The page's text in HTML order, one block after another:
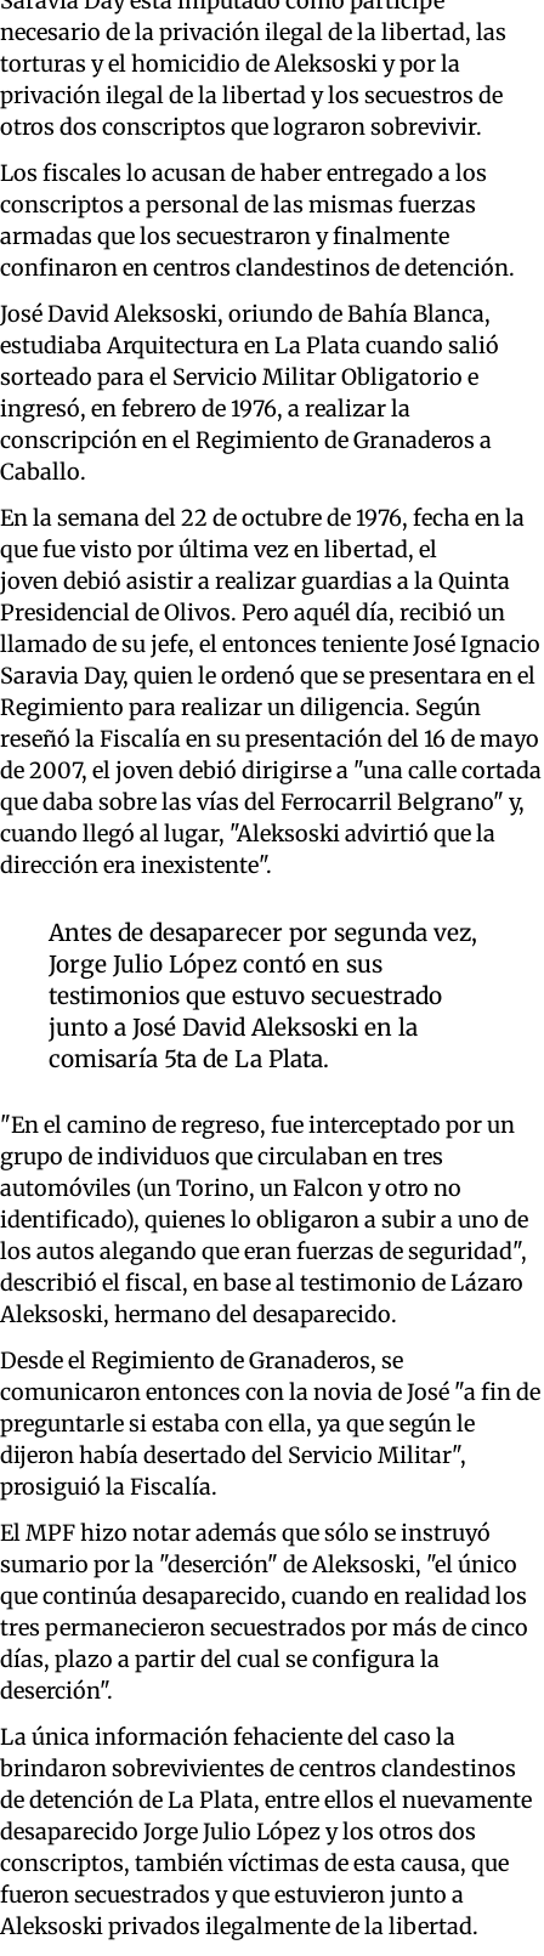
necesario de la privación ilegal de la libertad, las
torturas y el homicidio de Aleksoski y por la
privación ilegal de la libertad y los secuestros de
otros dos conscriptos que lograron sobrevivir.
Los fiscales lo acusan de haber entregado a los
conscriptos a personal de las mismas fuerzas
armadas que los secuestraron y finalmente
confinaron en centros clandestinos de detención.
José David Aleksoski, oriundo de Bahía Blanca,
estudiaba Arquitectura en La Plata cuando salió
sorteado para el Servicio Militar Obligatorio e
ingresó, en febrero de 1976, a realizar la
conscripción en el Regimiento de Granaderos a
Caballo.
En la semana del 22 de octubre de 1976, fecha en la
que fue visto por última vez en libertad, el
joven debió asistir a realizar guardias a la Quinta
Presidencial de Olivos. Pero aquél día, recibió un
llamado de su jefe, el entonces teniente José Ignacio
Saravia Day, quien le ordenó que se presentara en el
Regimiento para realizar un diligencia. Según
reseñó la Fiscalía en su presentación del 16 de mayo
de 2007, el joven debió dirigirse a "una calle cortada
que daba sobre las vías del Ferrocarril Belgrano" y,
cuando llegó al lugar, "Aleksoski advirtió que la
dirección era inexistente".
Antes de desaparecer por segunda vez,
Jorge Julio López contó en sus
testimonios que estuvo secuestrado
junto a José David Aleksoski en la
comisaría 5ta de La Plata.
"En el camino de regreso, fue interceptado por un
grupo de individuos que circulaban en tres
automóviles (un Torino, un Falcon y otro no
identificado), quienes lo obligaron a subir a uno de
los autos alegando que eran fuerzas de seguridad",
describió el fiscal, en base al testimonio de Lázaro
Aleksoski, hermano del desaparecido.
Desde el Regimiento de Granaderos, se
comunicaron entonces con la novia de José "a fin de
preguntarle si estaba con ella, ya que según le
dijeron había desertado del Servicio Militar",
prosiguió la Fiscalía.
El MPF hizo notar además que sólo se instruyó
sumario por la "deserción" de Aleksoski, "el único
que continúa desaparecido, cuando en realidad los
tres permanecieron secuestrados por más de cinco
días, plazo a partir del cual se configura la
deserción".
La única información fehaciente del caso la
brindaron sobrevivientes de centros clandestinos
de detención de La Plata, entre ellos el nuevamente
desaparecido Jorge Julio López y los otros dos
conscriptos, también víctimas de esta causa, que
fueron secuestrados y que estuvieron junto a
Aleksoski privados ilegalmente de la libertad.